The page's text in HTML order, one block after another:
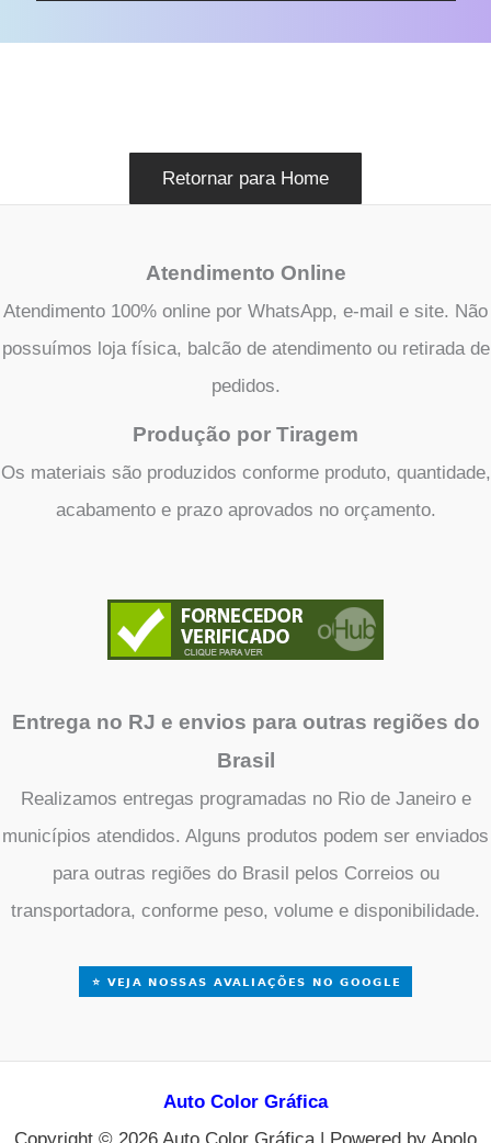
Retornar para Home
Atendimento Online
Atendimento 100% online por WhatsApp, e-mail e site. Não
possuímos loja física, balcão de atendimento ou retirada de
pedidos.
Produção por Tiragem
Os materiais são produzidos conforme produto, quantidade,
acabamento e prazo aprovados no orçamento.
Entrega no RJ e envios para outras regiões do
Brasil
Realizamos entregas programadas no Rio de Janeiro e
municípios atendidos. Alguns produtos podem ser enviados
para outras regiões do Brasil pelos Correios ou
transportadora, conforme peso, volume e disponibilidade.
Auto Color Gráfica
Copyright © 2026 Auto Color Gráfica | Powered by Apolo